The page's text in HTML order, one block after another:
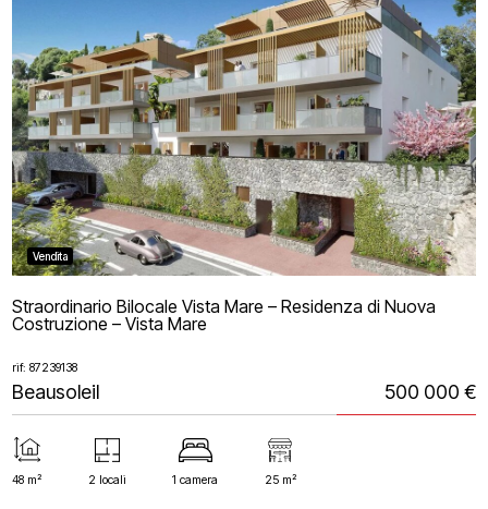
Vendita
Straordinario Bilocale Vista Mare – Residenza di Nuova
Costruzione – Vista Mare
rif: 87239138
500 000 €
Beausoleil
48 m² 2 locali 1 camera 25 m²